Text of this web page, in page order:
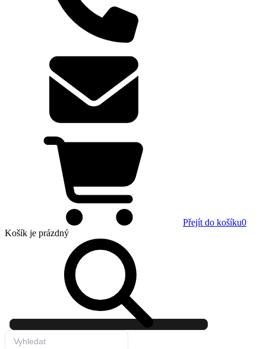
Přejít do košíku0
Košík je prázdný